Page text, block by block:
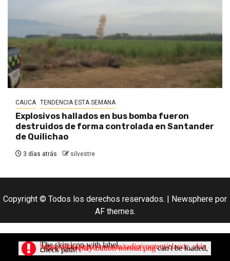
CAUCA TENDENCIA ESTA SEMANA
Explosivos hallados en bus bomba fueron
destruidos de forma controlada en Santander
de Quilichao
3 días atrás silvestre
Copyright © Todos los derechos reservados. | Newsphere por
AF themes.